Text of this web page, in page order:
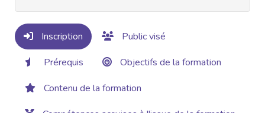
Inscription
Public visé
Prérequis
Objectifs de la formation
Contenu de la formation